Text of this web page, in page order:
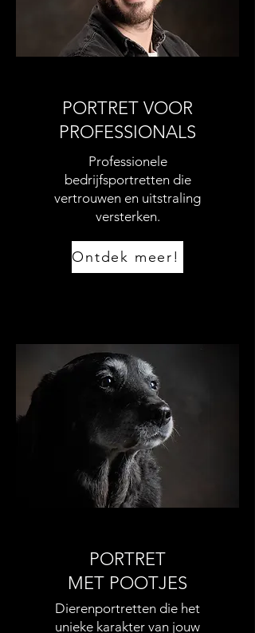
PORTRET VOOR
PROFESSIONALS
Professionele
bedrijfsportretten die
vertrouwen en uitstraling
versterken.
Ontdek meer!
PORTRET
MET POOTJES
Dierenportretten die het
unieke karakter van jouw